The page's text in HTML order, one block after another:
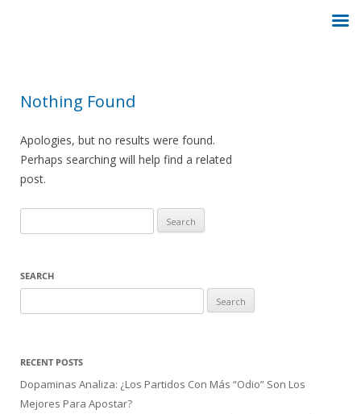
Nothing Found
Apologies, but no results were found.
Perhaps searching will help find a related
post.
for:
SEARCH
for:
RECENT POSTS
Dopaminas Analiza: ¿Los Partidos Con Más “Odio” Son Los
Mejores Para Apostar?